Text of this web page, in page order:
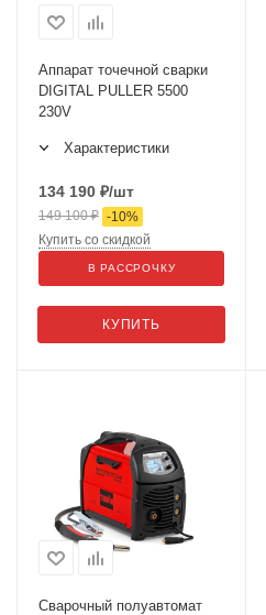
Аппарат точечной сварки
DIGITAL PULLER 5500
230V
Характеристики
134 190 ₽/шт
149 100₽ -10%
КУПИТЬ
Купить со скидкой
В РАССРОЧКУ
Сварочный полуавтомат